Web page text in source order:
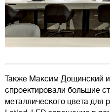
Также Максим Дощинский
спроектировали большие
металлического цвета для